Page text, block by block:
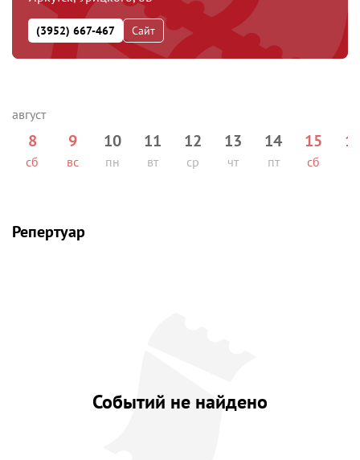
(3952) 667-467 Сайт
8
сб
9
вс
10
пн
11
вт
12
ср
13
чт
14
пт
15
сб
Репертуар
Событий не найдено